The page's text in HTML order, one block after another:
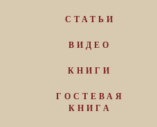
СТАТЬИ
ВИДЕО
КНИГИ
ГОСТЕВАЯ
КНИГА